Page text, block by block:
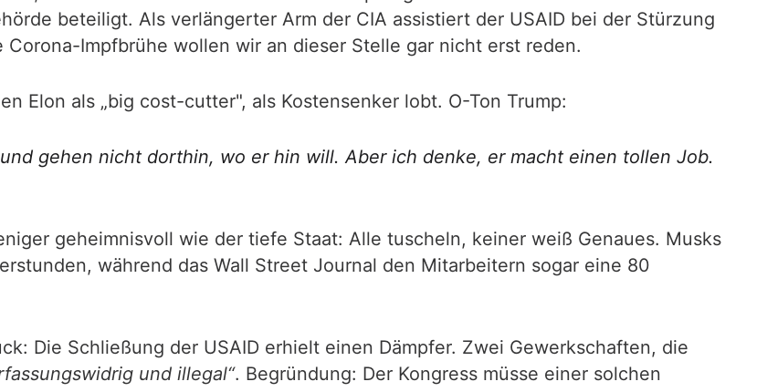
beteiligt. Als verlängerter Arm der CIA assistiert der USAID bei der Stürzung
Impfbrühe wollen wir an dieser Stelle gar nicht erst reden.
Elon als „big cost-cutter", als Kostensenker lobt. O-Ton Trump:
gehen nicht dorthin, wo er hin will. Aber ich denke, er macht einen tollen Job.
geheimnisvoll wie der tiefe Staat: Alle tuscheln, keiner weiß Genaues. Musks
während das Wall Street Journal den Mitarbeitern sogar eine 80
Die Schließung der USAID erhielt einen Dämpfer. Zwei Gewerkschaften, die
und illegal“. Begründung: Der Kongress müsse einer solchen